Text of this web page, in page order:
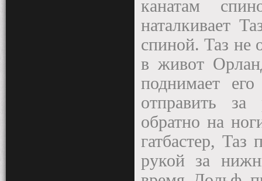
канатам
наталкивает
спиной. Таз не
в живот
поднимает
отправить за
обратно на
гатбастер, Таз
рукой за